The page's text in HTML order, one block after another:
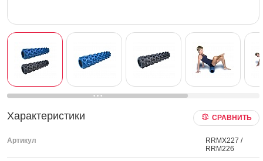
Характеристики СРАВНИТЬ
Артикул
RRMX227 /
RRM226